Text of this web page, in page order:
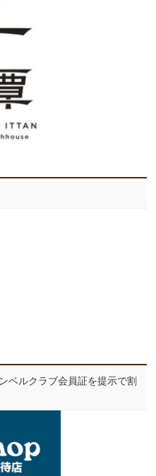
ベルクラブ会員証を提示で割